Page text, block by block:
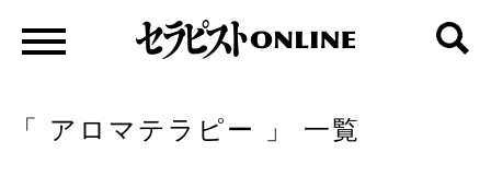
「 アロマテラピー 」 一覧